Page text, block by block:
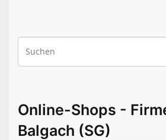
Online-Shops -
Balgach (SG)